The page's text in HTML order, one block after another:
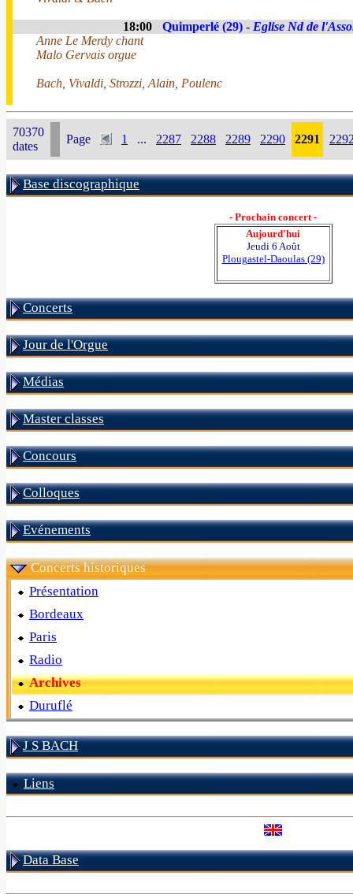
18:00 Quimperlé (29) - Eglise Nd de
Anne Le Merdy chant
Malo Gervais orgue
Bach, Vivaldi, Strozzi, Alain, Poulenc
70370
dates
Page 1 ... 2287 2288 2289 2290 2291
Base discographique
- Prochain concert -
Aujourd'hui
Jeudi 6 Août
Plougastel-Daoulas (29)
Concerts
Jour de l'Orgue
Médias
Master classes
Concours
Colloques
Evénements
Concerts historiques
Présentation
Bordeaux
Paris
Radio
Archives
Duruflé
J S BACH
Liens
Data Base